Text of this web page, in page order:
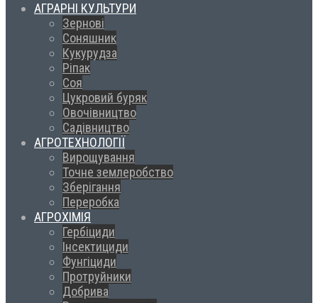
АГРАРНІ КУЛЬТУРИ
Зернові
Соняшник
Кукурудза
Ріпак
Соя
Цукровий буряк
Овочівництво
Садівництво
АГРОТЕХНОЛОГІЇ
Вирощування
Точне землеробство
Зберігання
Переробка
АГРОХІМІЯ
Гербіциди
Інсектициди
Фунгіциди
Протруйники
Добрива